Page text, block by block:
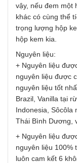
vậy, nếu đem một
khác có cùng thể
trọng lượng hộp
hộp kem kia.
Nguyên liệu:
+ Nguyên liệu
nguyên liệu được
nguyên liệu tốt
Brazil, Vanilla tại
Indonesia, Sôcôla
Thái Bình Dương,
+ Nguyên liệu
nguyên liệu 100%
luôn cam kết 6